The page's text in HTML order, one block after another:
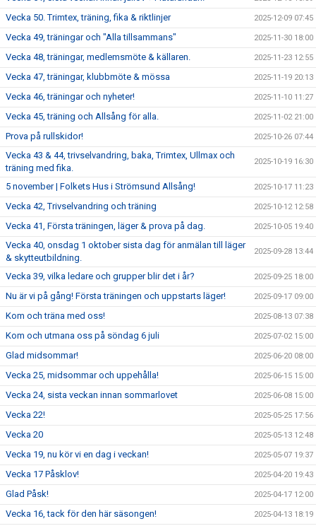
Vecka 50. Trimtex, träning, fika & riktlinjer 2025-12-09 07:45
Vecka 49, träningar och "Alla tillsammans" 2025-11-30 18:00
Vecka 48, träningar, medlemsmöte & källaren. 2025-11-23 12:55
Vecka 47, träningar, klubbmöte & mössa 2025-11-19 20:13
Vecka 46, träningar och nyheter! 2025-11-10 11:27
Vecka 45, träning och Allsång för alla. 2025-11-02 21:00
Prova på rullskidor! 2025-10-26 07:44
Vecka 43 & 44, trivselvandring, baka, Trimtex, Ullmax och
träning med fika.
2025-10-19 16:30
5 november | Folkets Hus i Strömsund Allsång! 2025-10-17 11:23
Vecka 42, Trivselvandring och träning 2025-10-12 12:58
Vecka 41, Första träningen, läger & prova på dag. 2025-10-05 19:40
Vecka 40, onsdag 1 oktober sista dag för anmälan till läger
& skytteutbildning.
2025-09-28 13:44
Vecka 39, vilka ledare och grupper blir det i år? 2025-09-25 18:00
Nu är vi på gång! Första träningen och uppstarts läger! 2025-09-17 09:00
Kom och träna med oss! 2025-08-13 07:38
Kom och utmana oss på söndag 6 juli 2025-07-02 15:00
Glad midsommar! 2025-06-20 08:00
Vecka 25, midsommar och uppehålla! 2025-06-15 15:00
Vecka 24, sista veckan innan sommarlovet 2025-06-08 15:00
Vecka 22! 2025-05-25 17:56
Vecka 20 2025-05-13 12:48
Vecka 19, nu kör vi en dag i veckan! 2025-05-07 19:37
Vecka 17 Påsklov! 2025-04-20 19:43
Glad Påsk! 2025-04-17 12:00
Vecka 16, tack för den här säsongen! 2025-04-13 18:19